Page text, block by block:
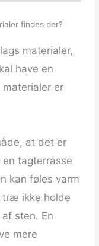
findes der?
materialer,
have en
er
at det er
tagterrasse
kan føles varm
træ ikke holde
sten. En
mere